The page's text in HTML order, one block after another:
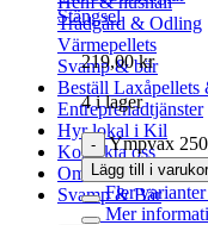
Stängsel
Trädgård & Odling
Värmepellets
Svamp & bär
Beställ Laxåpellets
Entreprenadtjänster
Hyr lokal i Kil
Kontakta oss
Om oss
Svamp & Bär
219,00kr
4 i lager
Ympvax
Lägg till i
Fler
Mer